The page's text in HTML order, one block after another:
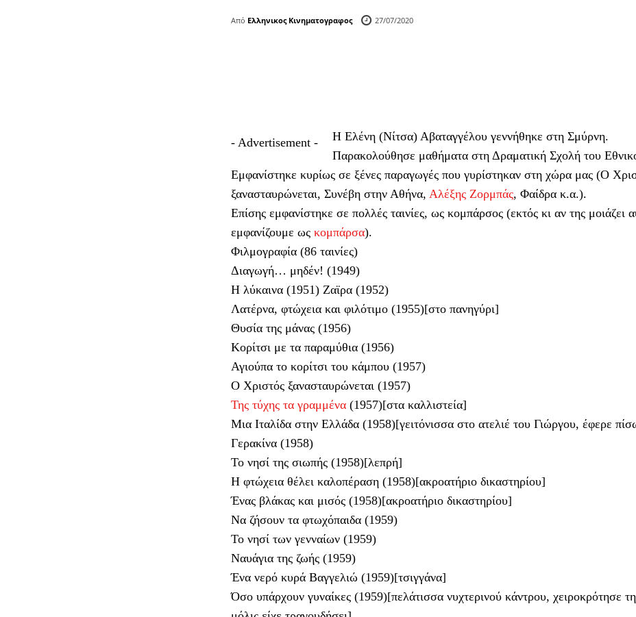
Από Ελληνικος Κινηματογραφος 27/07/2020
- Advertisement -
Η Ελένη (Νίτσα) Αβαταγγέλου γεννήθηκε στη Σμύρνη.
Παρακολούθησε μαθήματα στη Δραματική Σχολή του
Εμφανίστηκε κυρίως σε ξένες παραγωγές που γυρίστηκαν στη χώρα μας (Ο
ξανασταυρώνεται, Συνέβη στην Αθήνα, Αλέξης Ζορμπάς, Φαίδρα κ.α.).
Επίσης εμφανίστηκε σε πολλές ταινίες, ως κομπάρσος (εκτός κι αν της μοιάζει
εμφανίζουμε ως κομπάρσα).
Φιλμογραφία (86 ταινίες)
Διαγωγή… μηδέν! (1949)
Η λύκαινα (1951) Ζαϊρα (1952)
Λατέρνα, φτώχεια και φιλότιμο (1955)[στο πανηγύρι]
Θυσία της μάνας (1956)
Κορίτσι με τα παραμύθια (1956)
Αγιούπα το κορίτσι του κάμπου (1957)
Ο Χριστός ξανασταυρώνεται (1957)
Της τύχης τα γραμμένα(1957)[στα καλλιστεία]
Μια Ιταλίδα στην Ελλάδα (1958)[γειτόνισσα στο ατελιέ του Γιώργου, έφερε
Γερακίνα (1958)
Το νησί της σιωπής (1958)[λεπρή]
Η φτώχεια θέλει καλοπέραση (1958)[ακροατήριο δικαστηρίου]
Ένας βλάκας και μισός (1958)[ακροατήριο δικαστηρίου]
Να ζήσουν τα φτωχόπαιδα (1959)
Το νησί των γενναίων (1959)
Ναυάγια της ζωής (1959)
Ένα νερό κυρά Βαγγελιώ (1959)[τσιγγάνα]
Όσο υπάρχουν γυναίκες (1959)[πελάτισσα νυχτερινού κάντρου, χειροκρότησε